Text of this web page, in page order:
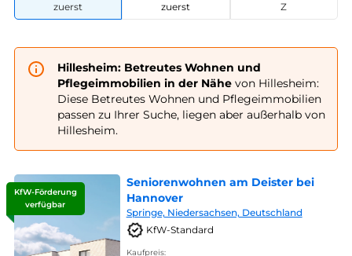
zuerst
zuerst
Z
Hillesheim: Betreutes Wohnen und
Pflegeimmobilien in der Nähevon Hillesheim:
Diese Betreutes Wohnen und Pflegeimmobilien
passen zu Ihrer Suche, liegen aber außerhalb von
Hillesheim.
KfW-Förderung
verfügbar
Seniorenwohnen am Deister bei
Hannover
Springe, Niedersachsen, Deutschland
KfW-Standard
Kaufpreis: